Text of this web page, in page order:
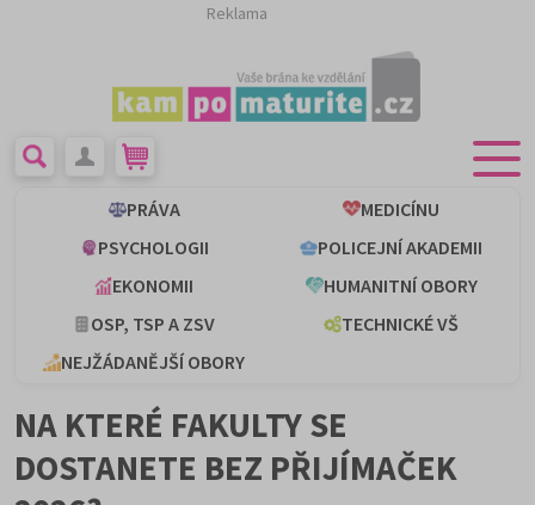
Reklama
PRÁVA
MEDICÍNU
PSYCHOLOGII
POLICEJNÍ AKADEMII
EKONOMII
HUMANITNÍ OBORY
OSP, TSP A ZSV
TECHNICKÉ VŠ
NEJŽÁDANĚJŠÍ OBORY
NA KTERÉ FAKULTY SE
DOSTANETE BEZ PŘIJÍMAČEK